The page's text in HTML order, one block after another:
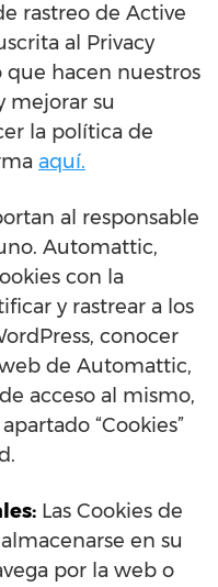
rastreo de Active
al Privacy
que hacen nuestros
mejorar su
la política de
aquí.
al responsable
Automattic,
con la
y rastrear a los
conocer
de Automattic,
acceso al mismo,
“Cookies”
Las Cookies de
en su
por la web o